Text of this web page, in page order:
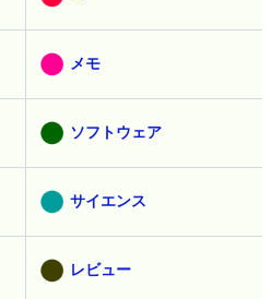
メモ
ソフトウェア
サイエンス
レビュー